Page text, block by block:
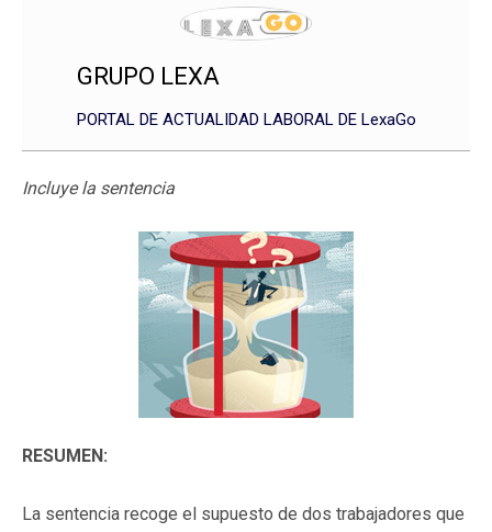
GRUPO LEXA
PORTAL DE ACTUALIDAD LABORAL DE LexaGo
Incluye la sentencia
RESUMEN:
La sentencia recoge el supuesto de dos trabajadores que